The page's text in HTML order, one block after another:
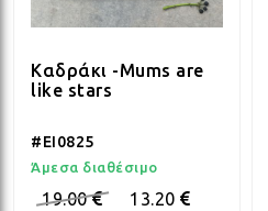
Καδράκι -Mums are
like stars
#EI0825
Άμεσα διαθέσιμο
19.00 13.20